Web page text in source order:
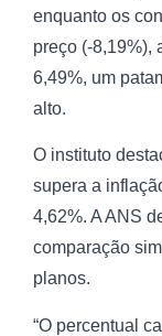
enquanto os
preço (-8,19%),
6,49%, um
alto.
O instituto
supera a
4,62%. A ANS
comparação
planos.
“O percentual